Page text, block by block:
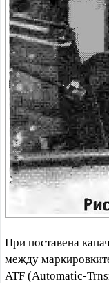
При поставена
между
ATF (Automatic-